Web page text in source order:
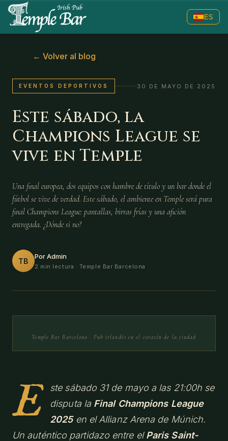
ES
← Volver al blog
EVENTOS DEPORTIVOS 30 DE MAYO DE 2025
Este sábado, la
Champions League se
vive en Temple
Una final europea, dos equipos con hambre de título y un bar donde el
fútbol se vive de verdad. Este sábado, el ambiente en Temple será pura
final Champions League: pantallas, birras frías y una afición
entregada. ¿Dónde si no?
TB
Por Admin
2 min lectura · Temple Bar Barcelona
Temple Bar Barcelona · Pub irlandés en el corazón de la ciudad
E
ste sábado 31 de mayo a las 21:00h se
disputa la Final Champions League
2025en el Allianz Arena de Múnich.
Un auténtico partidazo entre elParis Saint-